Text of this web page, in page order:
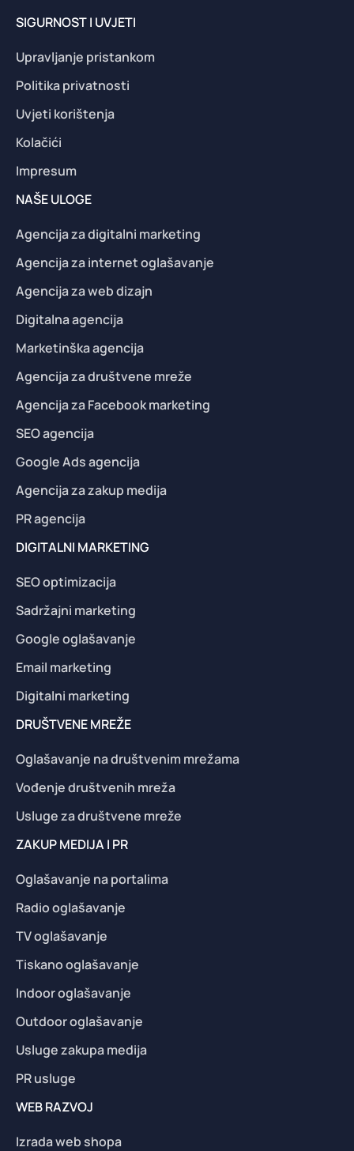
SIGURNOST I UVJETI
Upravljanje pristankom
Politika privatnosti
Uvjeti korištenja
Kolačići
Impresum
NAŠE ULOGE
Agencija za digitalni marketing
Agencija za internet oglašavanje
Agencija za web dizajn
Digitalna agencija
Marketinška agencija
Agencija za društvene mreže
Agencija za Facebook marketing
SEO agencija
Google Ads agencija
Agencija za zakup medija
PR agencija
DIGITALNI MARKETING
SEO optimizacija
Sadržajni marketing
Google oglašavanje
Email marketing
Digitalni marketing
DRUŠTVENE MREŽE
Oglašavanje na društvenim mrežama
Vođenje društvenih mreža
Usluge za društvene mreže
ZAKUP MEDIJA I PR
Oglašavanje na portalima
Radio oglašavanje
TV oglašavanje
Tiskano oglašavanje
Indoor oglašavanje
Outdoor oglašavanje
Usluge zakupa medija
PR usluge
WEB RAZVOJ
Izrada web shopa